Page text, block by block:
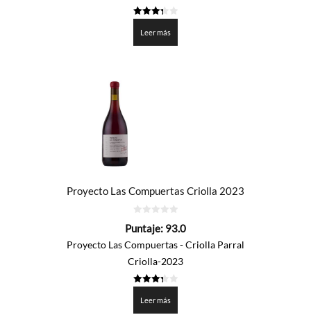
de 5
Leer más
Proyecto Las Compuertas Criolla 2023
de
Puntaje: 93.0
Proyecto Las Compuertas - Criolla Parral
Criolla-2023
de 5
Leer más